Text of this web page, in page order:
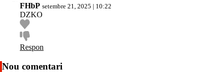
FHbP setembre 21, 2025 | 10:22
DZKO
Respon
Nou comentari